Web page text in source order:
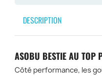
DESCRIPTION
ASOBU BESTIE AU TOP
Côté performance, les